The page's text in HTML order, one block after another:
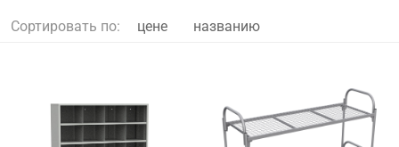
Сортировать по: цене названию